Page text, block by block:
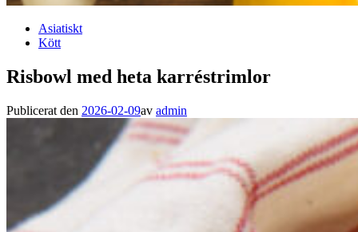
Asiatiskt
Kött
Risbowl med heta karréstrimlor
Publicerat den 2026-02-09av admin